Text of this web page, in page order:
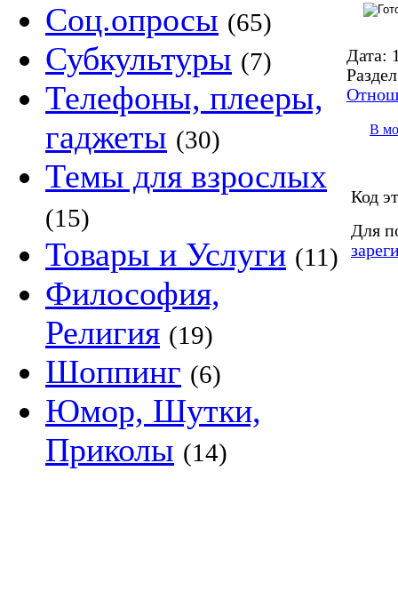
Соц.опросы (65)
Субкультуры (7)
Телефоны, плееры,
гаджеты (30)
Темы для взрослых
(15)
Товары и Услуги (11)
Философия,
Религия (19)
Шоппинг (6)
Юмор, Шутки,
Приколы (14)
Дата:
В
Код
Для